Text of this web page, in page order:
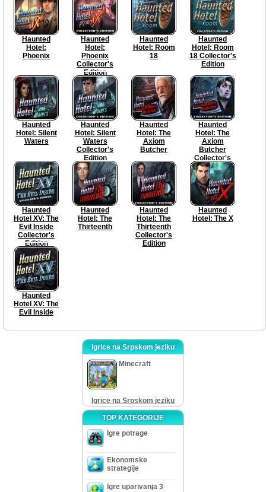
Haunted
Hotel:
Phoenix
Haunted
Hotel:
Phoenix
Collector's
Edition
Haunted
Hotel: Room
18
Haunted
Hotel: Room
18 Collector's
Edition
Haunted
Hotel: Silent
Waters
Haunted
Hotel: Silent
Waters
Collector's
Edition
Haunted
Hotel: The
Axiom
Butcher
Haunted
Hotel: The
Axiom
Butcher
Collector's
Edition
Haunted
Hotel XV: The
Evil Inside
Collector's
Edition
Haunted
Hotel: The
Thirteenth
Haunted
Hotel: The
Thirteenth
Collector's
Edition
Haunted
Hotel: The X
Haunted
Hotel XV: The
Evil Inside
Igrice na Srpskom jeziku
Minecraft
Igrice na Srpskom jeziku
TOP KATEGORIJE
Igre potrage
Ekonomske
strategije
Igre uparivanja 3